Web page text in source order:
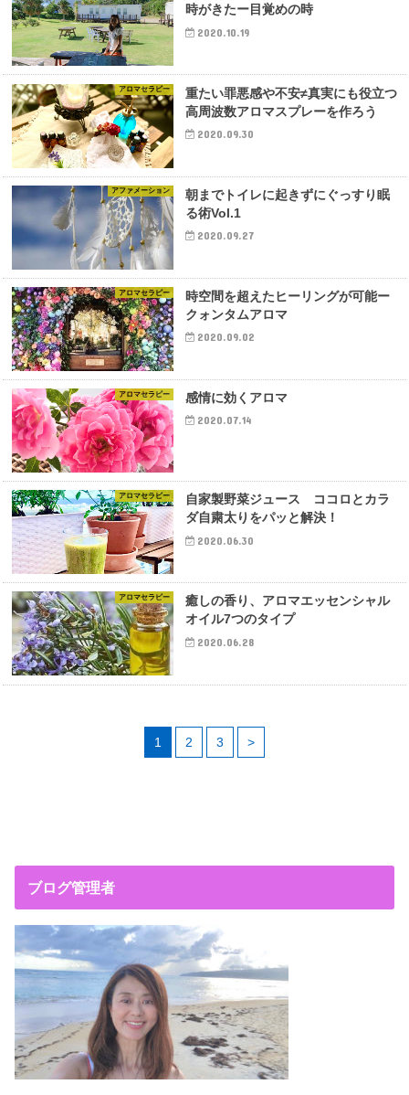
時がきたー目覚めの時
2020.10.19
アロマセラピー
重たい罪悪感や不安≠真実にも役立つ
高周波数アロマスプレーを作ろう
2020.09.30
アファメーション
朝までトイレに起きずにぐっすり眠
る術Vol.1
2020.09.27
アロマセラピー
時空間を超えたヒーリングが可能ー
クォンタムアロマ
2020.09.02
アロマセラピー 感情に効くアロマ
2020.07.14
アロマセラピー
自家製野菜ジュース ココロとカラ
ダ自粛太りをパッと解決！
2020.06.30
アロマセラピー
癒しの香り、アロマエッセンシャル
オイル7つのタイプ
2020.06.28
1 2 3 >
ブログ管理者